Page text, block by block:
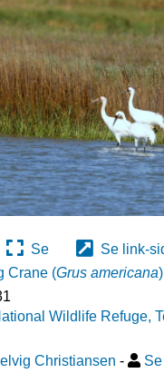
Se
Se link-
Crane (Grus americana)
Wildlife Refuge,
Christiansen - Se